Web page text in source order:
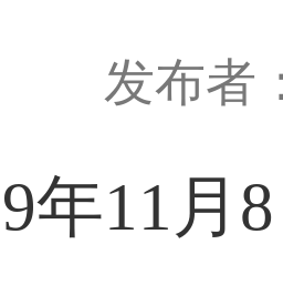
发布者
年11 月 8